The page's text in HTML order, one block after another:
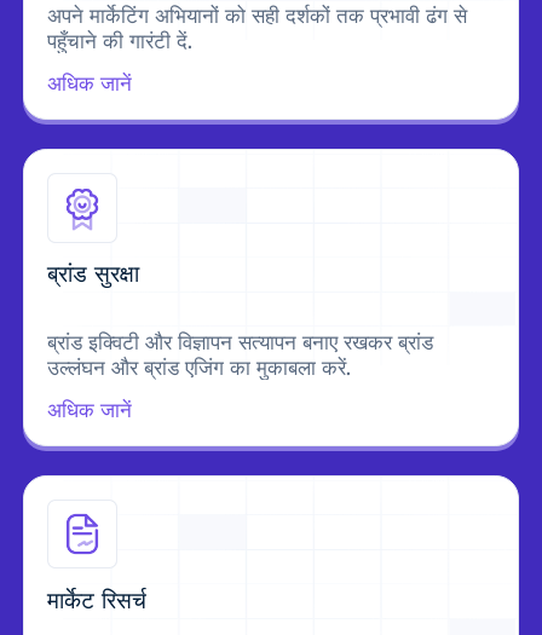
अपने मार्केटिंग अभियानों को सही दर्शकों तक प्रभावी ढंग से
पहुँचाने की गारंटी दें.
अधिक जानें
ब्रांड सुरक्षा
ब्रांड इक्विटी और विज्ञापन सत्यापन बनाए रखकर ब्रांड
उल्लंघन और ब्रांड एजिंग का मुकाबला करें.
अधिक जानें
मार्केट रिसर्च